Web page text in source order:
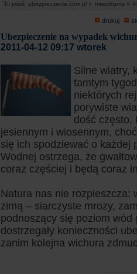
Tu jesteś: ubezpieczenie.com.pl » mieszkania »
drukuj
Ubezpieczenie na wypadek
2011-04-12 09:17 wtorek
Silne wiatry,
tamtym
niektórych
porywiste
dość często.
jesiennym i wiosennym,
się ich spodziewać o każdej
Wodnej ostrzega, że
coraz częściej i będą coraz
Natura nas nie rozpieszcza:
zimą – siarczyste mrozy,
podnoszący się poziom
dostrzegały konieczności
zanim kolejna wichura